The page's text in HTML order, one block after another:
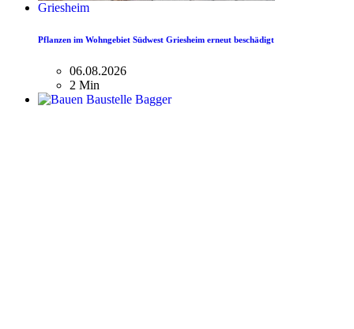
Griesheim
Pflanzen im Wohngebiet Südwest Griesheim erneut beschädigt
06.08.2026
2 Min